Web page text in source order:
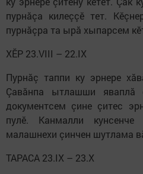
пурнăçа килеççӗ тет.
пурнăçра та ырă хыпарсем
ХӖР 23.VIII – 22.IX
Пурнăç таппи ку эрнере
Çавăнпа ытлашши яваплă
документсем çине çитес
пулӗ. Канмалли
малашнехи çинчен шутлама
ТАРАСА 23.IX – 23.X